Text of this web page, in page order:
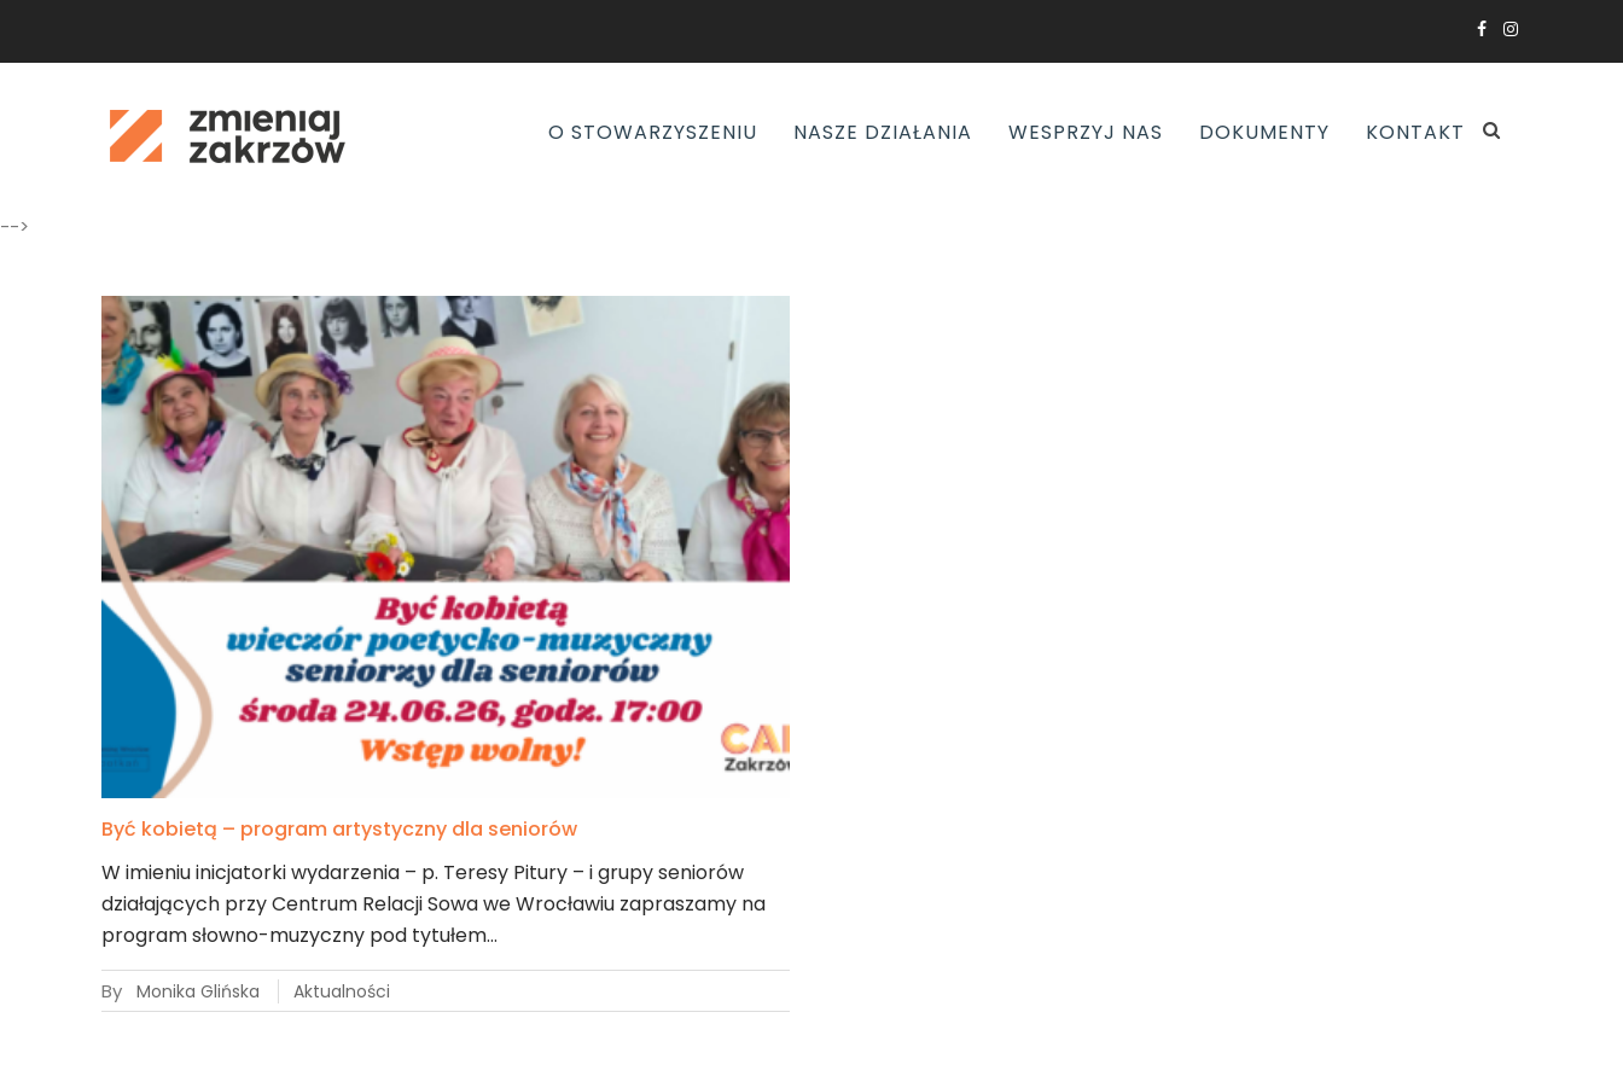
O STOWARZYSZENIU NASZE DZIAŁANIA WESPRZYJ NAS DOKUMENTY KONTAKT
-->
Być kobietą – program artystyczny dla seniorów
W imieniu inicjatorki wydarzenia – p. Teresy Pitury – i grupy seniorów
działających przy Centrum Relacji Sowa we Wrocławiu zapraszamy na
program słowno-muzyczny pod tytułem…
By Monika Glińska Aktualności